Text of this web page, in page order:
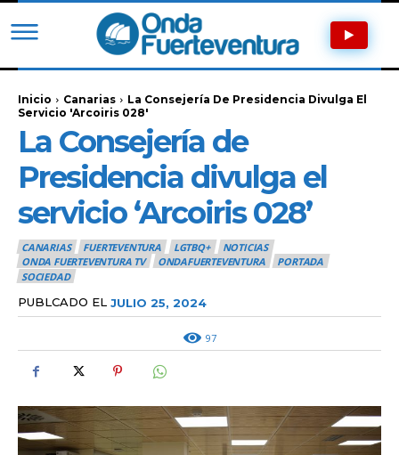
Inicio Canarias
La Consejería De Presidencia Divulga El
Servicio 'Arcoiris 028'
La Consejería de
Presidencia divulga el
servicio ‘Arcoiris 028’
CANARIAS FUERTEVENTURA LGTBQ+
NOTICIAS
ONDA FUERTEVENTURA TV
ONDAFUERTEVENTURA
PORTADA
SOCIEDAD
PUBLCADO EL JULIO 25, 2024
97